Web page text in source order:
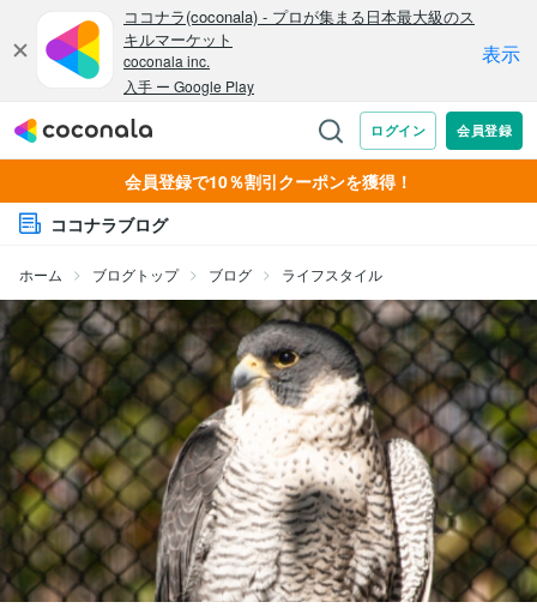
会員登録で10％割引クーポンを獲得！
ココナラブログ
ホーム ブログトップ ブログ ライフスタイル